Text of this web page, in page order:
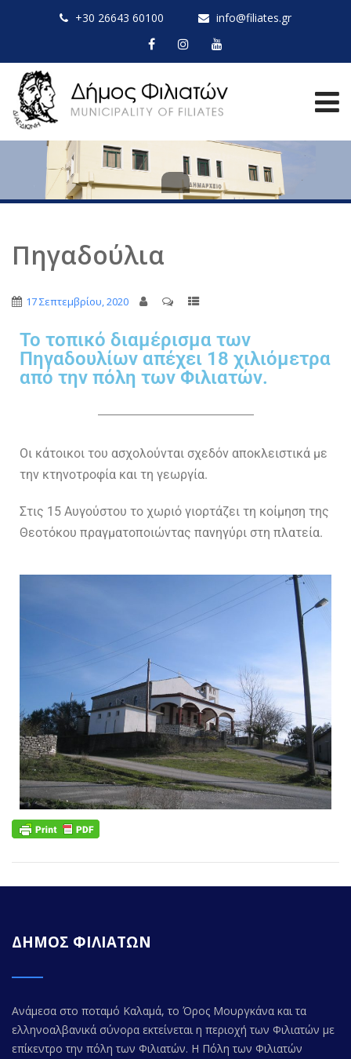
+30 26643 60100 info@filiates.gr
Πηγαδούλια
17 Σεπτεμβρίου, 2020
Το τοπικό διαμέρισμα των
Πηγαδουλίων απέχει 18 χιλιόμετρα
από την πόλη των Φιλιατών.
Οι κάτοικοι του ασχολούνται σχεδόν αποκλειστικά με
την κτηνοτροφία και τη γεωργία.
Στις 15 Αυγούστου το χωριό γιορτάζει τη κοίμηση της
Θεοτόκου πραγματοποιώντας πανηγύρι στη πλατεία.
ΔΗΜΟΣ ΦΙΛΙΑΤΩΝ
Ανάμεσα στο ποταμό Καλαμά, το Όρος Μουργκάνα και τα
ελληνοαλβανικά σύνορα εκτείνεται η περιοχή των Φιλιατών με
επίκεντρο την πόλη των Φιλιατών. Η Πόλη των Φιλιατών